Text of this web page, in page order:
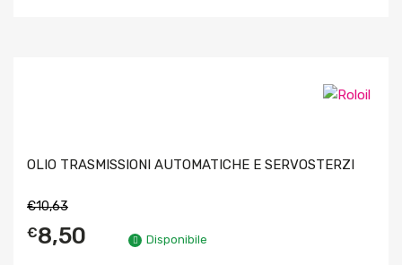
OLIO TRASMISSIONI AUTOMATICHE E SERVOSTERZI
€10,63
€8,50 Disponibile